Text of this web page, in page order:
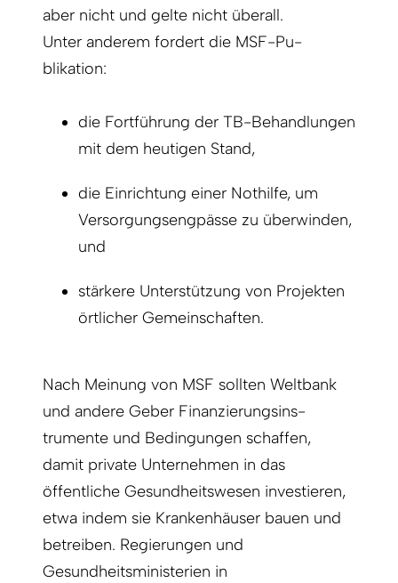
aber nicht und gelte nicht überall.
Unter anderem fordert die MSF-Pu­
blikation:
die Fortführung der TB-Behandlungen
mit dem heutigen Stand,
die Einrichtung einer Nothilfe, um
Versorgungsengpässe zu überwinden,
und
stärkere Unterstützung von Projekten
örtlicher Gemeinschaften.
Nach Meinung von MSF sollten Weltbank
und andere Geber Finanzierungsins­
trumente und Bedingungen schaffen,
damit private Unternehmen in das
öffentliche Gesundheitswesen investieren,
etwa indem sie Krankenhäuser bauen und
betreiben. Regierungen und
Gesundheitsministerien in